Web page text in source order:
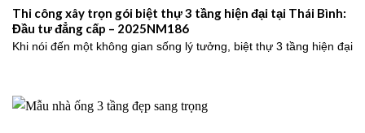
Thi công xây trọn gói biệt thự 3 tầng hiện đại tại Thái Bình:
Đầu tư đẳng cấp – 2025NM186
Khi nói đến một không gian sống lý tưởng, biệt thự 3 tầng hiện đại